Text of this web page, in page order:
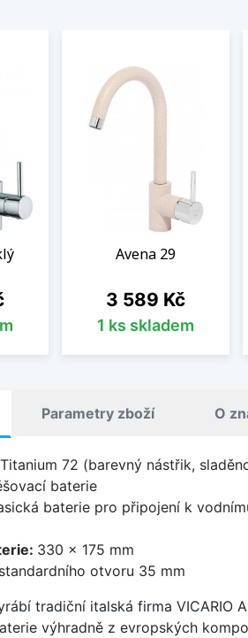
Avena 29
Cena
3 589 Kč
1 ks skladem
Parametry zboží O
Titanium 72 (barevný nástřik,
baterie
baterie pro připojení k
330 x 175 mm
otvoru 35 mm
tradiční italská firma VICARIO
výhradně z evropských